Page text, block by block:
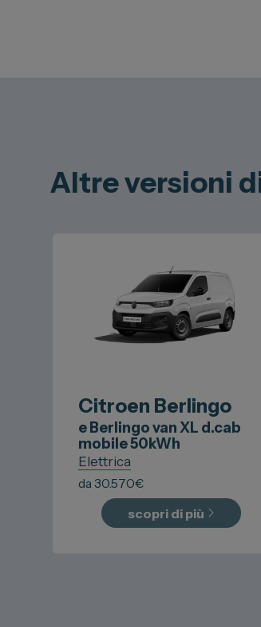
Altre versioni
Citroen Berlingo
e Berlingo van XL d.cab
mobile 50kWh
Elettrica
da 30.570€
scopri di più